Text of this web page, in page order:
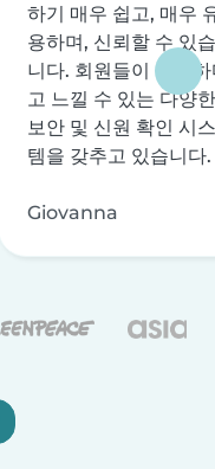
하기 매우 쉽고, 매우
용하며, 신뢰할 수 있습
니다. 회원들이 안전
고 느낄 수 있는 다양한
보안 및 신원 확인 시스
템을 갖추고 있습니다.
Giovanna